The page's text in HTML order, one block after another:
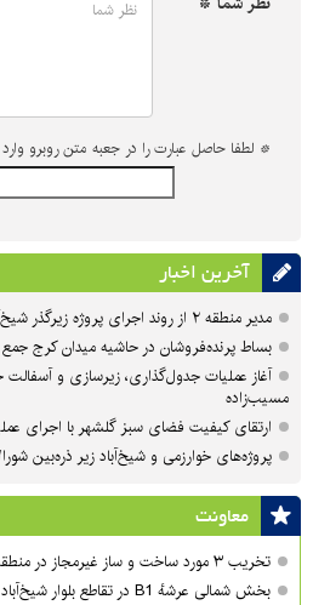
* لطفا حاصل عبارت را در جعبه متن روبرو
آخرین اخبار
مدیر منطقه ۲ از روند اجرای پروژه زیرگذر شیخ‌آباد بازدید کرد
بساط پرنده‌فروشان در حاشیه میدان کرج
آغاز عملیات جدول‌گذاری، زیرسازی و
مسیب‌زاده
ارتقای کیفیت فضای سبز گلشهر با اجرای
پروژه‌های خوارزمی و شیخ‌آباد زیر ذره‌بین
معاونت
تخریب ۳ مورد ساخت و ساز غیرمجاز در منطقه ۴
بخش شمالی عرشهٔ B1 در تقاطع بلوار شیخ‌آباد با ریل راه‌آهن بتن‌ریزی شد